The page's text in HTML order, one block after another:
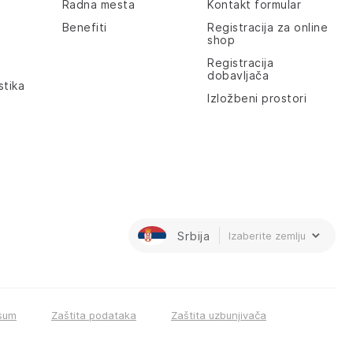
Radna mesta
Benefiti
Kontakt formular
Registracija za online
shop
Registracija
dobavljača
Izložbeni prostori
Srbija Izaberite zemlju
Zaštita podataka
Zaštita uzbunjivača